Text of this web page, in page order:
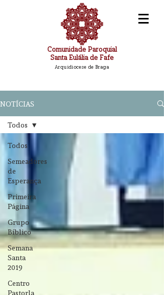
Comunidade Paroquial
Santa Eulália de Fafe
Arquidiocese de Braga
NOTÍCIAS
Todos
Semeadores
de
Esperança
Primeira
Página
Grupo
Bíblico
Semana
Santa
2019
Centro
Pastorla
Todos